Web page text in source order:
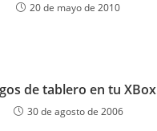
20 de mayo de 2010
de tablero en tu XBox
30 de agosto de 2006